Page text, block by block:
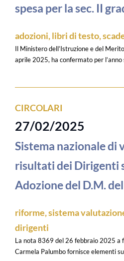
spesa per la sec. II
adozioni,libri di testo,
Il Ministero dell’Istruzione e del
aprile 2025, ha confermato per
CIRCOLARI
27/02/2025
Sistema nazionale di
risultati dei Dirigenti
Adozione del D.M.
riforme,sistema
dirigenti
La nota 8369 del 26 febbraio 2025 a
Carmela Palumbo fornisce elementi